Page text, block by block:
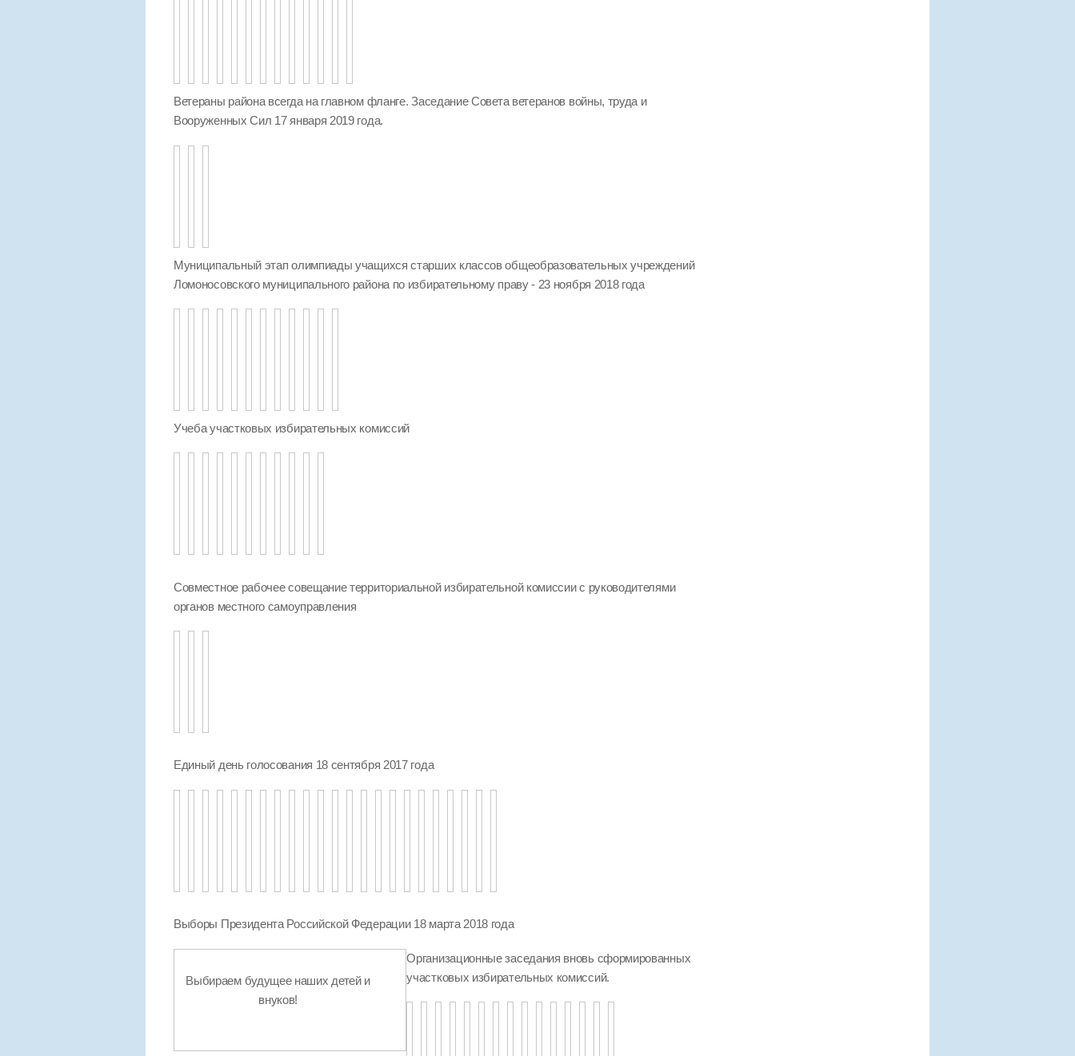
Ветераны района всегда на главном фланге. Заседание Совета ветеранов войны, труда и
Вооруженных Сил 17 января 2019 года.
Муниципальный этап олимпиады учащихся старших классов общеобразовательных учреждений
Ломоносовского муниципального района по избирательному праву - 23 ноября 2018 года
Учеба участковых избирательных комиссий
Совместное рабочее совещание территориальной избирательной комиссии с руководителями
органов местного самоуправления
Единый день голосования 18 сентября 2017 года
Выборы Президента Российской Федерации 18 марта 2018 года
Выбираем будущее наших детей и
внуков!
Организационные заседания вновь сформированных
участковых избирательных комиссий.